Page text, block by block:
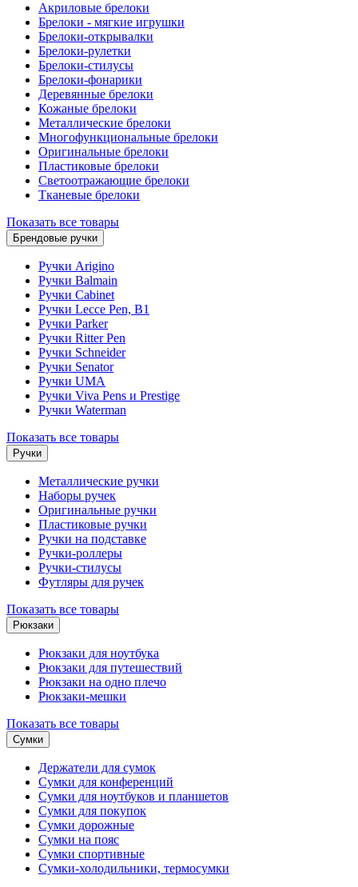
Акриловые брелоки
Брелоки - мягкие игрушки
Брелоки-открывалки
Брелоки-рулетки
Брелоки-стилусы
Брелоки-фонарики
Деревянные брелоки
Кожаные брелоки
Металлические брелоки
Многофункциональные брелоки
Оригинальные брелоки
Пластиковые брелоки
Светоотражающие брелоки
Тканевые брелоки
Показать все товары
Брендовые ручки
Ручки Arigino
Ручки Balmain
Ручки Cabinet
Ручки Lecce Pen, B1
Ручки Parker
Ручки Ritter Pen
Ручки Schneider
Ручки Senator
Ручки UMA
Ручки Viva Pens и Prestige
Ручки Waterman
Показать все товары
Ручки
Металлические ручки
Наборы ручек
Оригинальные ручки
Пластиковые ручки
Ручки на подставке
Ручки-роллеры
Ручки-стилусы
Футляры для ручек
Показать все товары
Рюкзаки
Рюкзаки для ноутбука
Рюкзаки для путешествий
Рюкзаки на одно плечо
Рюкзаки-мешки
Показать все товары
Сумки
Держатели для сумок
Сумки для конференций
Сумки для ноутбуков и планшетов
Сумки для покупок
Сумки дорожные
Сумки на пояс
Сумки спортивные
Сумки-холодильники, термосумки